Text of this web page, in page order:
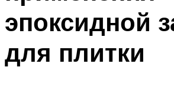
эпоксидной
для плитки